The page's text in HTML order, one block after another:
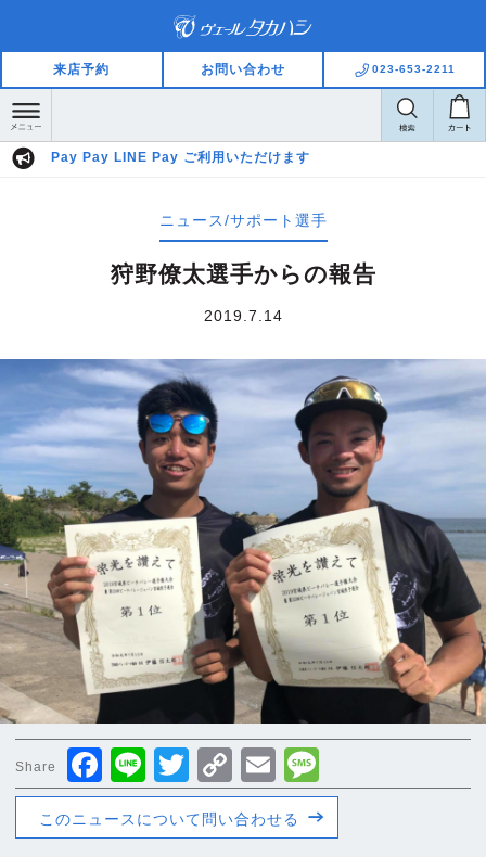
来店予約 お問い合わせ 023-653-2211
Pay Pay LINE Pay ご利用いただけます
ニュース/サポート選手
狩野僚太選手からの報告
2019.7.14
Share Facebook
LineTwitter
Copy
Link
Email
このニュースについて問い合わせる